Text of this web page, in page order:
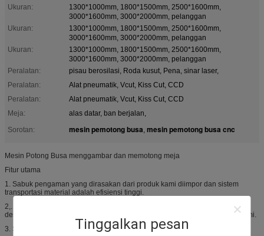
Tinggalkan pesan
Ukuran:
1300*1000mm, 1800*1500mm, 2500*1600mm,
3000*1600mm, 3000*2000mm, pelanggan
Ukuran:
1300*1000mm, 1800*1500mm, 2500*1600mm,
3000*1600mm, 3000*2000mm, pelanggan
Ukuran:
1300*1000mm, 1800*1500mm, 2500*1600mm,
3000*1600mm, 3000*2000mm, pelanggan
Peralatan:
pisau berosilasi, Roda kusut, Pena, sinar laser,
Peralatan:
Alat pneumatik, Vcut, Kiss Cut, CCD
Peralatan:
Alat pneumatik, Vcut, Kiss Cut, CCD
Meja:
alas datar, ban berjalan,
Sorotan:
mesin pemotong busa, mesin pemotong busa cnc
Mesin Potong Busa menggambar dan memotong meja
Fitur utama
1. Sabuk pengaman yang dirasakan dari produk kami diimpor dan sistem
transportasi material adalah efisiensi tinggi.
2,. Sistem servo yang sangat efisien, sistem mengemudi panduan liner dan
desain modul baru digunakan untuk sistem pemotongan sabuk konveyor kami.
3. Struktur baja baru, cocok untuk penggunaan produksi.